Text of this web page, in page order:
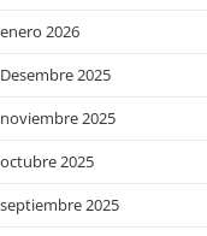
enero 2026
Desembre 2025
noviembre 2025
octubre 2025
septiembre 2025